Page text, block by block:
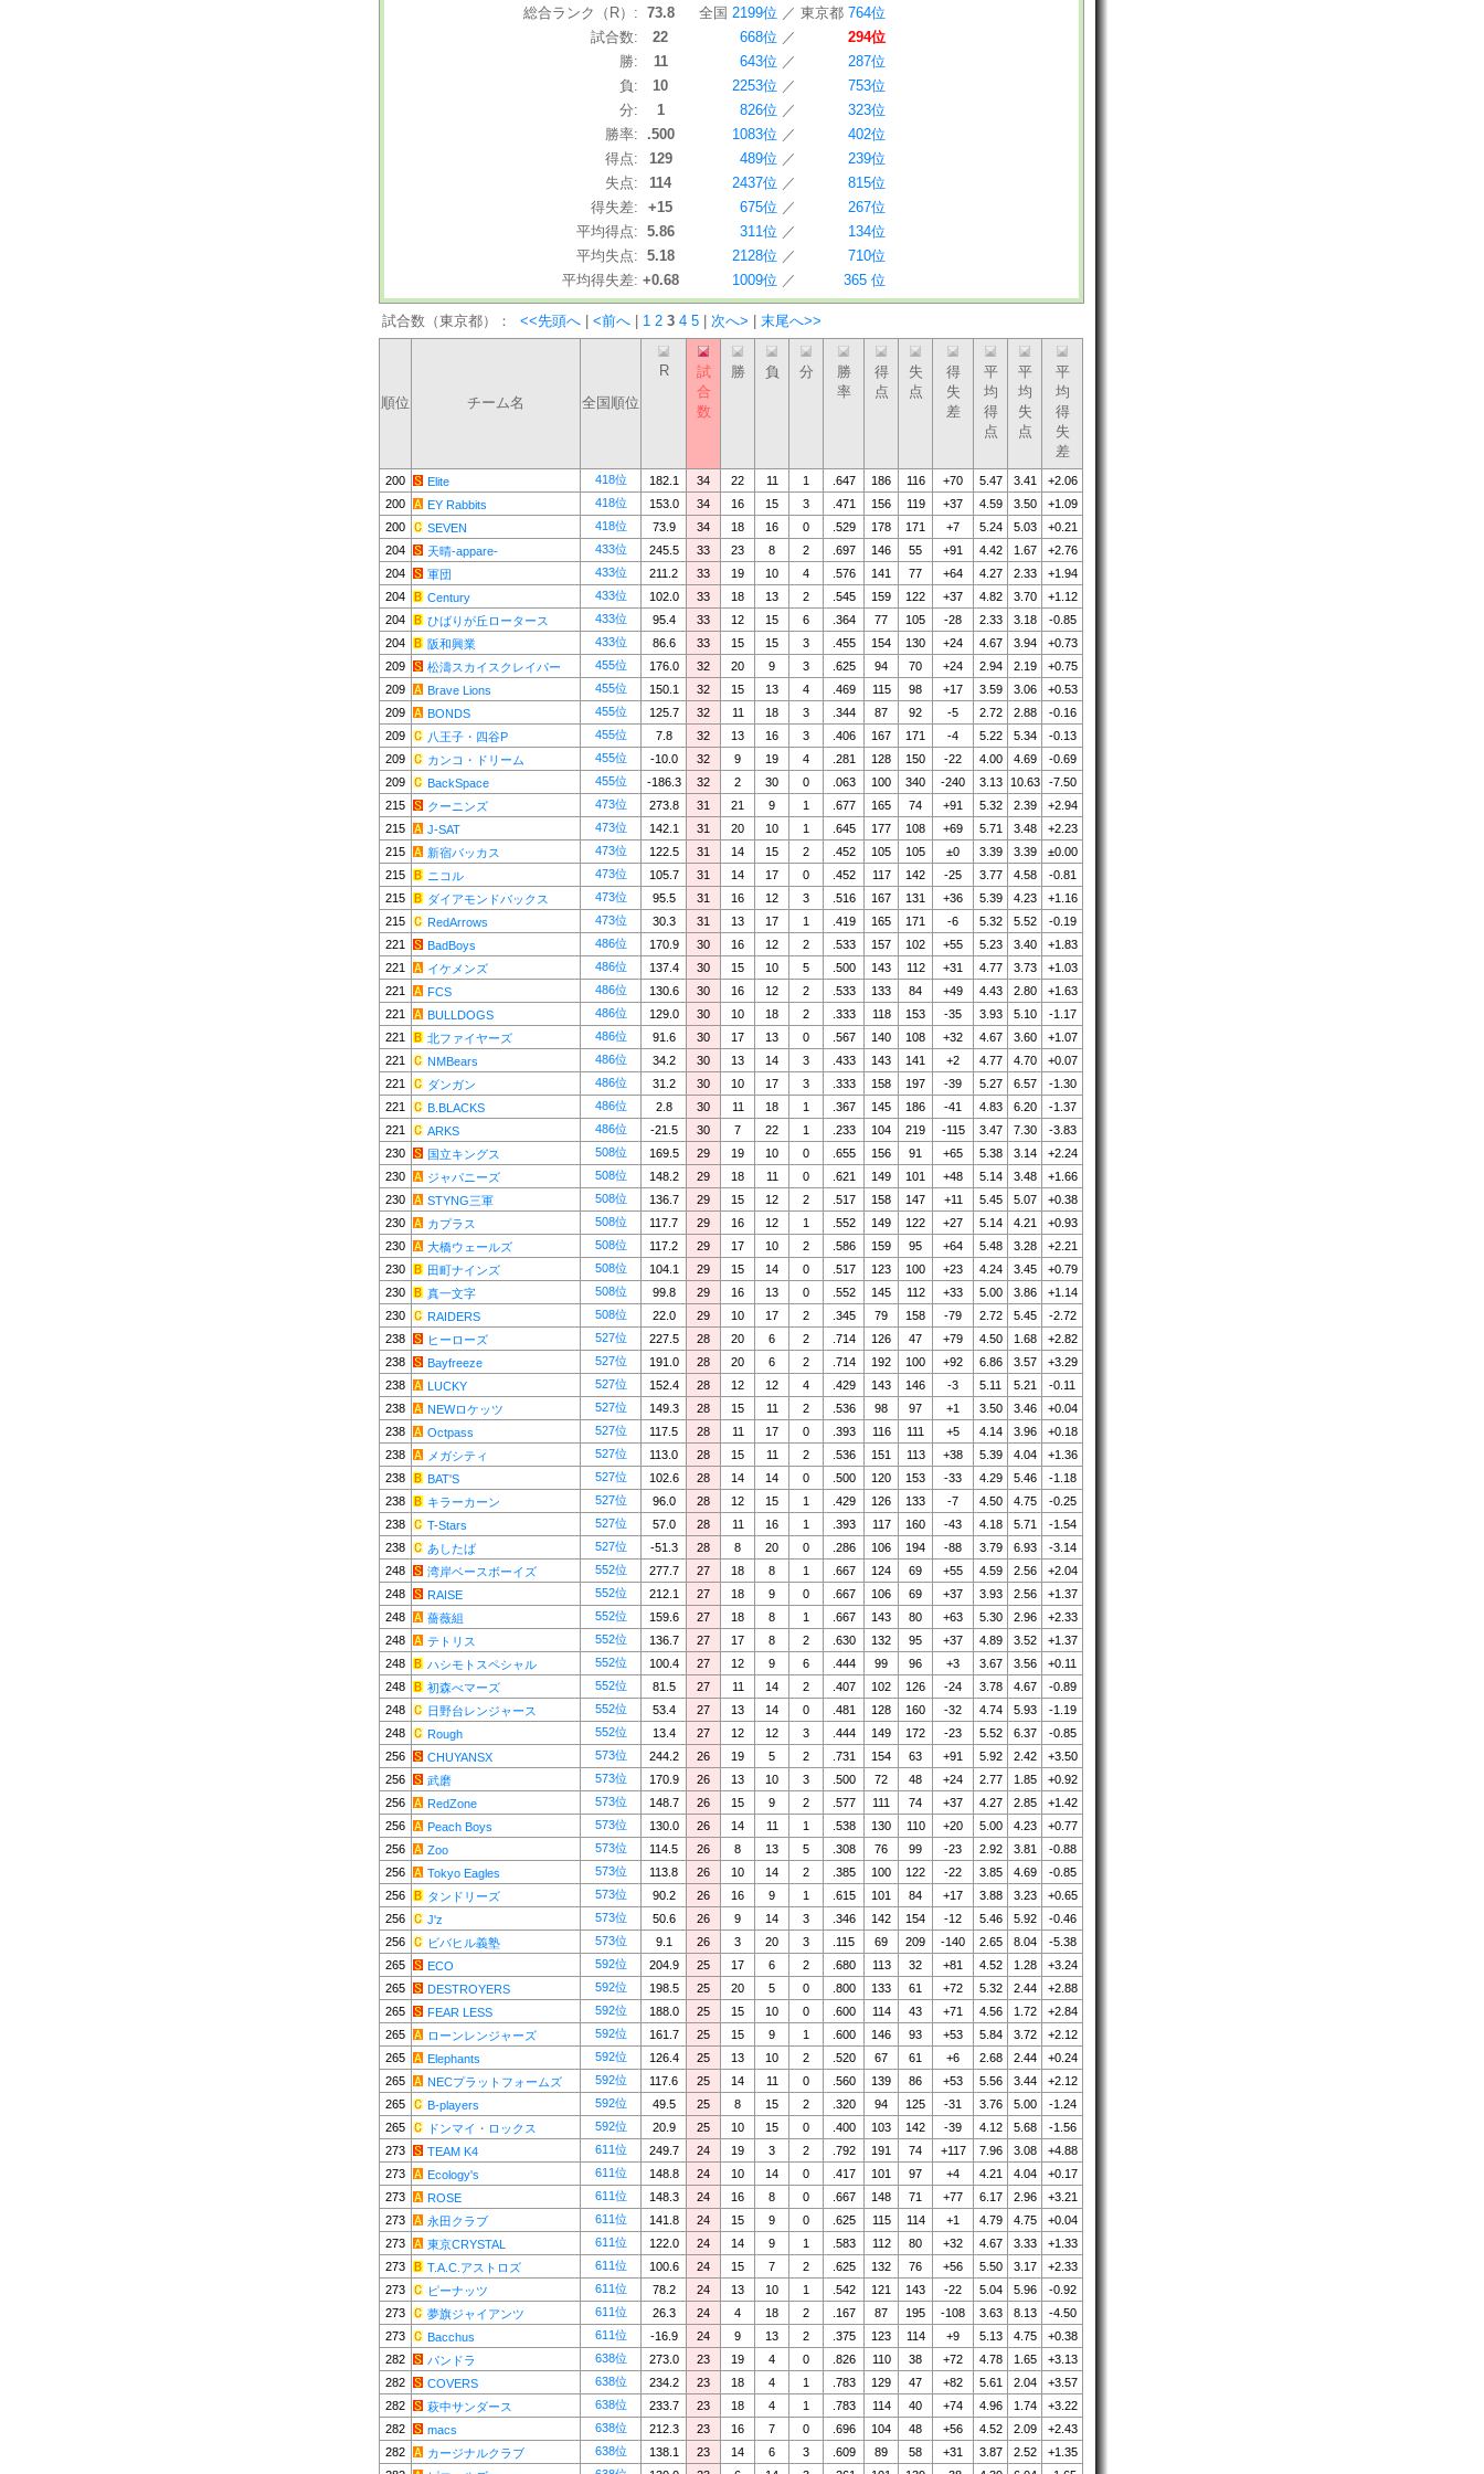
総合ランク（R）: 73.8 全国 2199位 ／ 東京都 764位
試合数:
22 668位 ／
294位
勝:
11 643位 ／
287位
負:
10 2253位 ／
753位
分:
1 826位 ／
323位
勝率:
.500 1083位 ／
402位
得点:
129 489位 ／
239位
失点:
114 2437位 ／
815位
得失差:
+15 675位 ／
267位
平均得点: 5.86 311位 ／
134位
平均失点: 5.18 2128位 ／
710位
平均得失差: +0.68 1009位 ／ 365 位
試合数（東京都）： <<先頭へ <前へ 1 2 3 4 5 次へ> 末尾へ>>
順位 チーム名 全国順位
R
試
合
数
勝 負 分
勝
率
得
点
失
点
得
失
差
平
均
得
点
平
均
失
点
平
均
得
失
差
200 Elite 418位 182.1 34 22 11 1 .647 186 116 +70 5.47 3.41
+2.06
200
EY Rabbits 418位 153.0 34 16 15 3 .471 156 119 +37 4.59 3.50
+1.09
200
SEVEN 418位 73.9 34 18 16 0 .529 178 171 +7 5.24 5.03
+0.21
204
天晴-appare- 433位 245.5 33 23 8 2 .697 146 55 +91 4.42 1.67
+2.76
204
軍団 433位 211.2 33 19 10 4 .576 141 77 +64 4.27 2.33
+1.94
204
Century 433位 102.0 33 18 13 2 .545 159 122 +37 4.82 3.70
+1.12
204
ひばりが丘ロータース 433位 95.4 33 12 15 6 .364 77 105 -28 2.33 3.18
-0.85
204
阪和興業 433位 86.6 33 15 15 3 .455 154 130 +24 4.67 3.94
+0.73
209
松濤スカイスクレイパー 455位 176.0 32 20 9 3 .625 94 70 +24 2.94 2.19
+0.75
209
Brave Lions 455位 150.1 32 15 13 4 .469 115 98 +17 3.59 3.06
+0.53
209
BONDS 455位 125.7 32 11 18 3 .344 87 92 -5 2.72 2.88
-0.16
209
八王子・四谷P 455位 7.8 32 13 16 3 .406 167 171 -4 5.22 5.34
-0.13
209
カンコ・ドリーム 455位 -10.0 32 9 19 4 .281 128 150 -22 4.00 4.69
-0.69
209
BackSpace 455位 -186.3 32 2 30 0 .063 100 340 -240 3.13 10.63
-7.50
215
クーニンズ 473位 273.8 31 21 9 1 .677 165 74 +91 5.32 2.39
+2.94
215
J-SAT 473位 142.1 31 20 10 1 .645 177 108 +69 5.71 3.48
+2.23
215
新宿バッカス 473位 122.5 31 14 15 2 .452 105 105 ±0 3.39 3.39
±0.00
215
ニコル 473位 105.7 31 14 17 0 .452 117 142 -25 3.77 4.58
-0.81
215
ダイアモンドバックス 473位 95.5 31 16 12 3 .516 167 131 +36 5.39 4.23
+1.16
215
RedArrows 473位 30.3 31 13 17 1 .419 165 171 -6 5.32 5.52
-0.19
221
BadBoys 486位 170.9 30 16 12 2 .533 157 102 +55 5.23 3.40
+1.83
221
イケメンズ 486位 137.4 30 15 10 5 .500 143 112 +31 4.77 3.73
+1.03
221
FCS 486位 130.6 30 16 12 2 .533 133 84 +49 4.43 2.80
+1.63
221
BULLDOGS 486位 129.0 30 10 18 2 .333 118 153 -35 3.93 5.10
-1.17
221
北ファイヤーズ 486位 91.6 30 17 13 0 .567 140 108 +32 4.67 3.60
+1.07
221
NMBears 486位 34.2 30 13 14 3 .433 143 141 +2 4.77 4.70
+0.07
221
ダンガン 486位 31.2 30 10 17 3 .333 158 197 -39 5.27 6.57
-1.30
221
B.BLACKS 486位 2.8 30 11 18 1 .367 145 186 -41 4.83 6.20
-1.37
221
ARKS 486位 -21.5 30 7 22 1 .233 104 219 -115 3.47 7.30
-3.83
230
国立キングス 508位 169.5 29 19 10 0 .655 156 91 +65 5.38 3.14
+2.24
230
ジャパニーズ 508位 148.2 29 18 11 0 .621 149 101 +48 5.14 3.48
+1.66
230
STYNG三軍 508位 136.7 29 15 12 2 .517 158 147 +11 5.45 5.07
+0.38
230
カプラス 508位 117.7 29 16 12 1 .552 149 122 +27 5.14 4.21
+0.93
230
大橋ウェールズ 508位 117.2 29 17 10 2 .586 159 95 +64 5.48 3.28
+2.21
230
田町ナインズ 508位 104.1 29 15 14 0 .517 123 100 +23 4.24 3.45
+0.79
230
真一文字 508位 99.8 29 16 13 0 .552 145 112 +33 5.00 3.86
+1.14
230
RAIDERS 508位 22.0 29 10 17 2 .345 79 158 -79 2.72 5.45
-2.72
238
ヒーローズ 527位 227.5 28 20 6 2 .714 126 47 +79 4.50 1.68
+2.82
238
Bayfreeze 527位 191.0 28 20 6 2 .714 192 100 +92 6.86 3.57
+3.29
238
LUCKY 527位 152.4 28 12 12 4 .429 143 146 -3 5.11 5.21
-0.11
238
NEWロケッツ 527位 149.3 28 15 11 2 .536 98 97 +1 3.50 3.46
+0.04
238
Octpass 527位 117.5 28 11 17 0 .393 116 111 +5 4.14 3.96
+0.18
238
メガシティ 527位 113.0 28 15 11 2 .536 151 113 +38 5.39 4.04
+1.36
238
BAT'S 527位 102.6 28 14 14 0 .500 120 153 -33 4.29 5.46
-1.18
238
キラーカーン 527位 96.0 28 12 15 1 .429 126 133 -7 4.50 4.75
-0.25
238
T-Stars 527位 57.0 28 11 16 1 .393 117 160 -43 4.18 5.71
-1.54
238
あしたば 527位 -51.3 28 8 20 0 .286 106 194 -88 3.79 6.93
-3.14
248
湾岸ベースボーイズ 552位 277.7 27 18 8 1 .667 124 69 +55 4.59 2.56
+2.04
248
RAISE 552位 212.1 27 18 9 0 .667 106 69 +37 3.93 2.56
+1.37
248
薔薇組 552位 159.6 27 18 8 1 .667 143 80 +63 5.30 2.96
+2.33
248
テトリス 552位 136.7 27 17 8 2 .630 132 95 +37 4.89 3.52
+1.37
248
ハシモトスペシャル 552位 100.4 27 12 9 6 .444 99 96 +3 3.67 3.56
+0.11
248
初森べマーズ 552位 81.5 27 11 14 2 .407 102 126 -24 3.78 4.67
-0.89
248
日野台レンジャース 552位 53.4 27 13 14 0 .481 128 160 -32 4.74 5.93
-1.19
248
Rough 552位 13.4 27 12 12 3 .444 149 172 -23 5.52 6.37
-0.85
256
CHUYANSX 573位 244.2 26 19 5 2 .731 154 63 +91 5.92 2.42
+3.50
256
武磨 573位 170.9 26 13 10 3 .500 72 48 +24 2.77 1.85
+0.92
256
RedZone 573位 148.7 26 15 9 2 .577 111 74 +37 4.27 2.85
+1.42
256
Peach Boys 573位 130.0 26 14 11 1 .538 130 110 +20 5.00 4.23
+0.77
256
Zoo 573位 114.5 26 8 13 5 .308 76 99 -23 2.92 3.81
-0.88
256
Tokyo Eagles 573位 113.8 26 10 14 2 .385 100 122 -22 3.85 4.69
-0.85
256
タンドリーズ 573位 90.2 26 16 9 1 .615 101 84 +17 3.88 3.23
+0.65
256
J'z 573位 50.6 26 9 14 3 .346 142 154 -12 5.46 5.92
-0.46
256
ビバヒル義塾 573位 9.1 26 3 20 3 .115 69 209 -140 2.65 8.04
-5.38
265
ECO 592位 204.9 25 17 6 2 .680 113 32 +81 4.52 1.28
+3.24
265
DESTROYERS 592位 198.5 25 20 5 0 .800 133 61 +72 5.32 2.44
+2.88
265
FEAR LESS 592位 188.0 25 15 10 0 .600 114 43 +71 4.56 1.72
+2.84
265
ローンレンジャーズ 592位 161.7 25 15 9 1 .600 146 93 +53 5.84 3.72
+2.12
265
Elephants 592位 126.4 25 13 10 2 .520 67 61 +6 2.68 2.44
+0.24
265
NECプラットフォームズ 592位 117.6 25 14 11 0 .560 139 86 +53 5.56 3.44
+2.12
265
B-players 592位 49.5 25 8 15 2 .320 94 125 -31 3.76 5.00
-1.24
265
ドンマイ・ロックス 592位 20.9 25 10 15 0 .400 103 142 -39 4.12 5.68
-1.56
273
TEAM K4 611位 249.7 24 19 3 2 .792 191 74 +117 7.96 3.08
+4.88
273
Ecology's 611位 148.8 24 10 14 0 .417 101 97 +4 4.21 4.04
+0.17
273
ROSE 611位 148.3 24 16 8 0 .667 148 71 +77 6.17 2.96
+3.21
273
永田クラブ 611位 141.8 24 15 9 0 .625 115 114 +1 4.79 4.75
+0.04
273
東京CRYSTAL 611位 122.0 24 14 9 1 .583 112 80 +32 4.67 3.33
+1.33
273
T.A.C.アストロズ 611位 100.6 24 15 7 2 .625 132 76 +56 5.50 3.17
+2.33
273
ピーナッツ 611位 78.2 24 13 10 1 .542 121 143 -22 5.04 5.96
-0.92
273
夢旗ジャイアンツ 611位 26.3 24 4 18 2 .167 87 195 -108 3.63 8.13
-4.50
273
Bacchus 611位 -16.9 24 9 13 2 .375 123 114 +9 5.13 4.75
+0.38
282
パンドラ 638位 273.0 23 19 4 0 .826 110 38 +72 4.78 1.65
+3.13
282
COVERS 638位 234.2 23 18 4 1 .783 129 47 +82 5.61 2.04
+3.57
282
萩中サンダース 638位 233.7 23 18 4 1 .783 114 40 +74 4.96 1.74
+3.22
282
macs 638位 212.3 23 16 7 0 .696 104 48 +56 4.52 2.09
+2.43
282
カージナルクラブ 638位 138.1 23 14 6 3 .609 89 58 +31 3.87 2.52
+1.35